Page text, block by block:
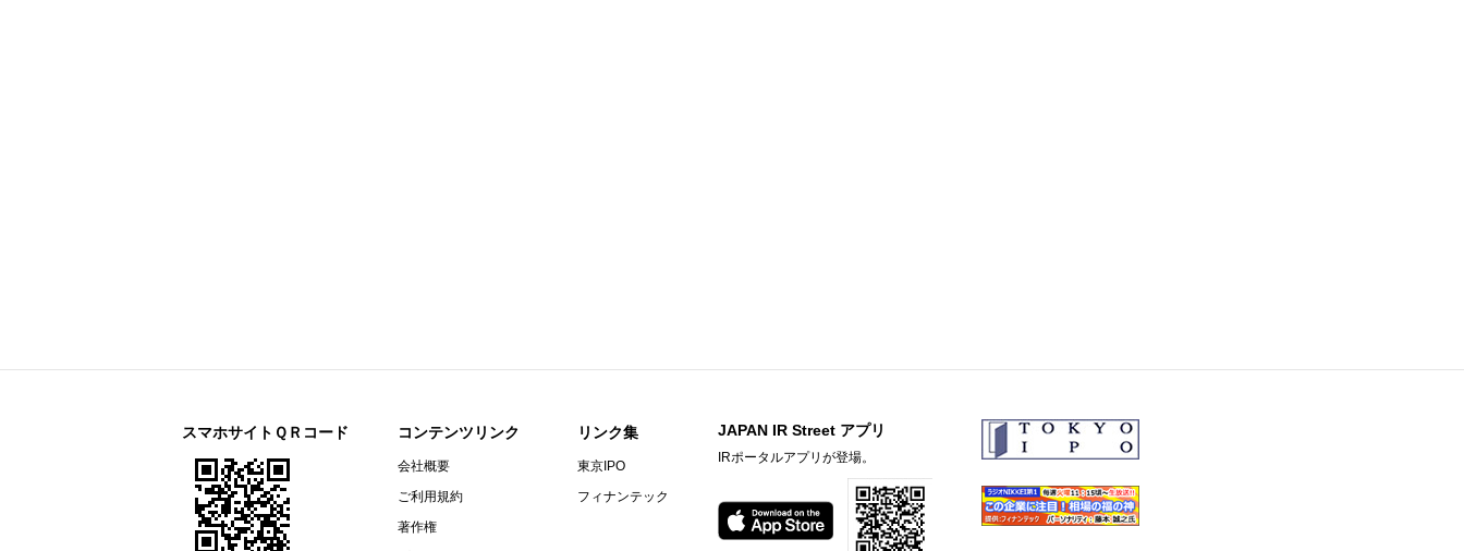
2026/08/04 NEW
ドリームインキュベータ(4310) 今すぐ登録
アナリストレポート（シェアードリサーチ） ： 2027年3月期第1四半期決算を発表
2027年３月期 第１四半期決算補足説明資料
2027年３月期 第１四半期決算短信〔日本基準〕（連結）
スマホサイトＱＲコード コンテンツリンク
会社概要
ご利用規約
著作権
リンク集
東京IPO
フィナンテック
JAPAN IR Street アプリ
IRポータルアプリが登場。